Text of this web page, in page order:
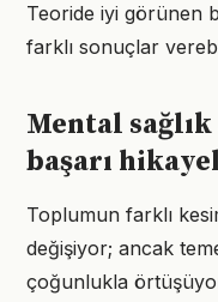
Teoride iyi görünen
farklı sonuçlar
Mental sağlık
başarı
Toplumun farklı
değişiyor; ancak
çoğunlukla